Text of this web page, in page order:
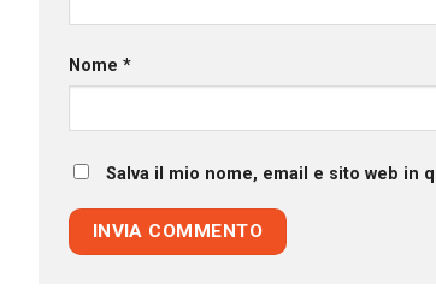
Nome *
Salva il mio nome, email e sito web in